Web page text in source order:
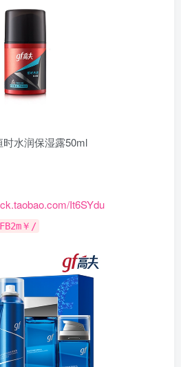
时水润保湿露50ml
It6SYdu
￥/